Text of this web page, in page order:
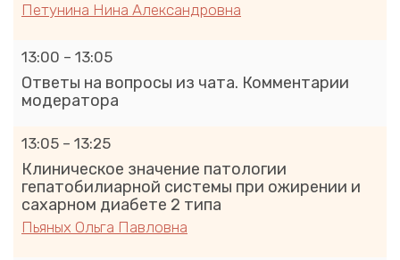
Петунина Нина Александровна
13:00 – 13:05
Ответы на вопросы из чата. Комментарии
модератора
13:05 – 13:25
Клиническое значение патологии
гепатобилиарной системы при ожирении и
сахарном диабете 2 типа
Пьяных Ольга Павловна